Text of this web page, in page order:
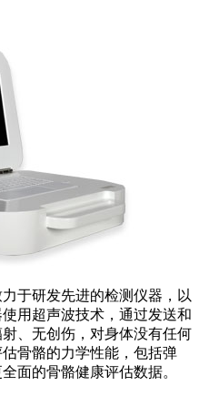
于研发先进的检测仪器，以
用超声波技术，通过发送和
、无创伤，对身体没有任何
骨骼的力学性能，包括弹
面的骨骼健康评估数据。